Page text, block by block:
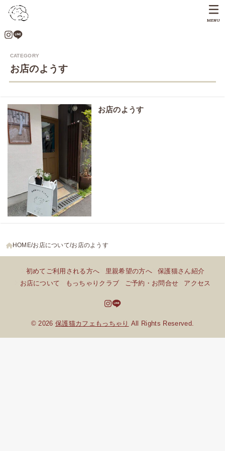
MENU
お店のようす
お店のようす
HOME お店について お店のようす
初めてご利用される方へ 里親希望の方へ
保護猫さん紹介
お店について
もっちゃりクラブ ご予約・お問合せ アクセス
© 2026 保護猫カフェもっちゃり All Rights Reserved.